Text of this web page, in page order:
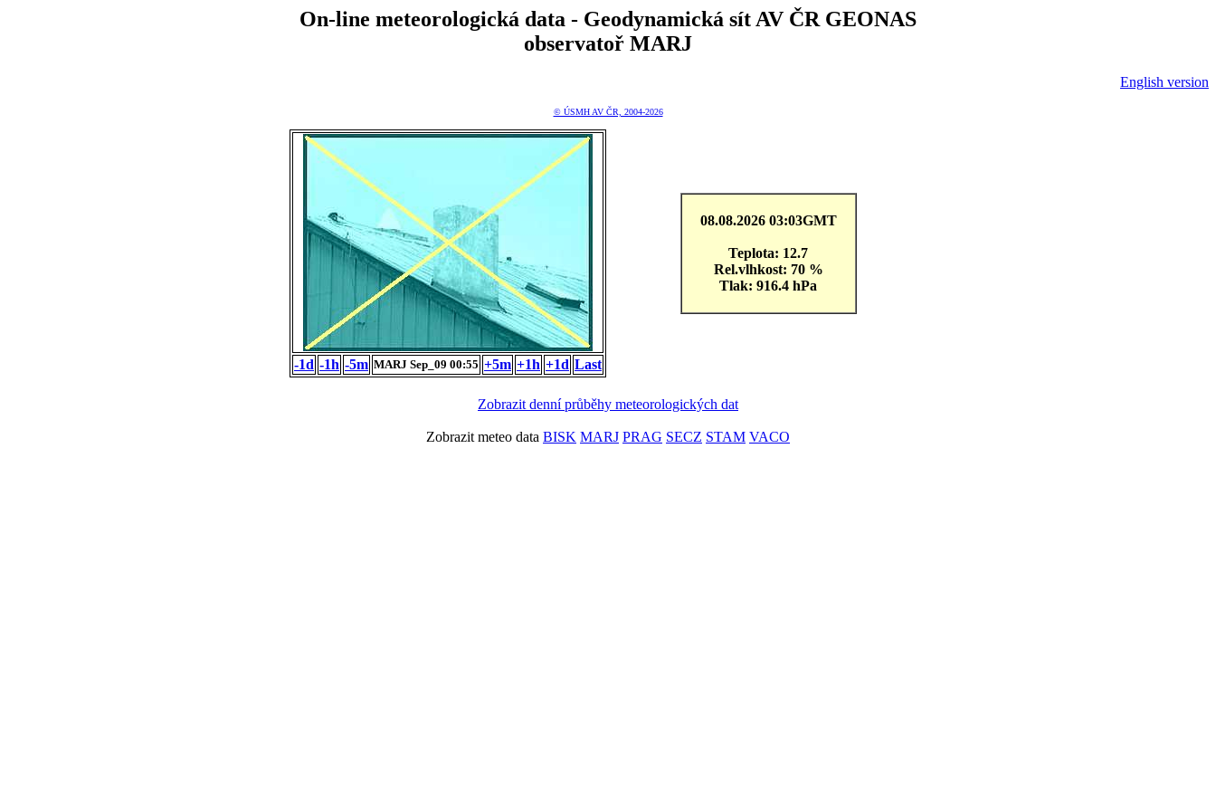
On-line meteorologická data - Geodynamická sít AV ČR GEONAS
observatoř MARJ
English version
© ÚSMH AV ČR, 2004-2026
-1d -1h -5m MARJ Sep_09 00:55 +5m +1h +1d Last
08.08.2026 03:03GMT
Teplota: 12.7
Rel.vlhkost: 70 %
Tlak: 916.4 hPa
Zobrazit denní průběhy meteorologických dat
Zobrazit meteo data BISK MARJ PRAG SECZ STAM VACO